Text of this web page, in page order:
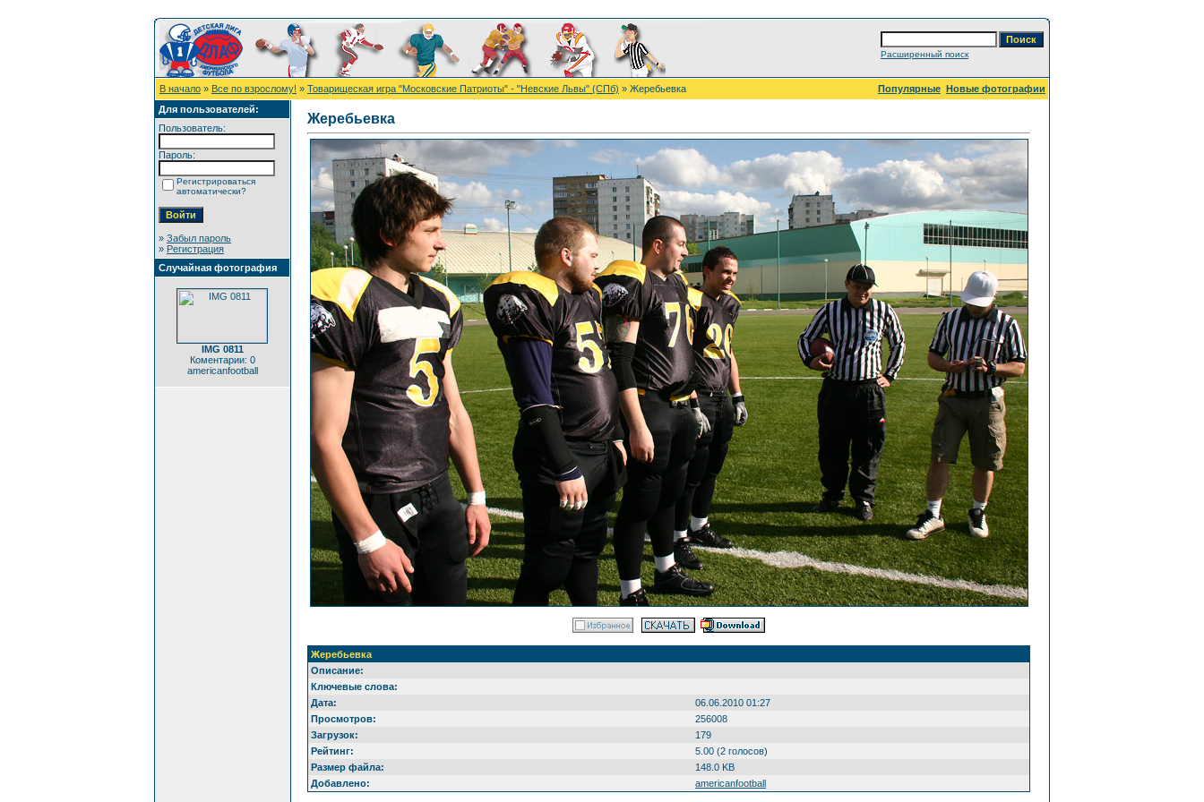
Расширенный поиск
В начало » Все по взрослому! » Товарищеская игра "Московские Патриоты" - "Невские Львы" (СПб) » Жеребьевка Популярные Новые фотографии
Для пользователей:
Пользователь:
Пароль:
Регистрироваться
автоматически?
» Забыл пароль
» Регистрация
Случайная фотография
IMG 0811
Коментарии: 0
americanfootball
Жеребьевка
Жеребьевка
Описание:
Ключевые слова:
Дата:
06.06.2010 01:27
Просмотров:
256008
Загрузок:
179
Рейтинг:
5.00 (2 голосов)
Размер файла:
148.0 KB
Добавлено:
americanfootball